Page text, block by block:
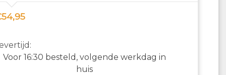
Voor 16:30 besteld, volgende werkdag in
huis